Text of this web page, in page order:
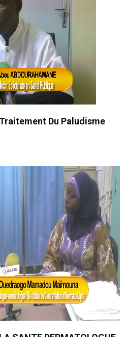
Traitement Du Paludisme